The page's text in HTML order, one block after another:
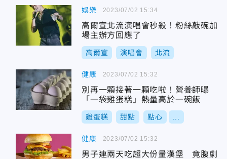
娛樂
高爾宣北流演唱會秒殺！粉絲敲碗加
場主辦方回應了
高爾宣 演唱會 北流
2023/07/02 15:34
健康
別再一顆接著一顆吃啦！營養師曝
「一袋雞蛋糕」熱量高於一碗飯
雞蛋糕 甜點 點心
2023/07/02 15:32
健康
男子連兩天吃超大份量漢堡 竟腹劇
2023/07/02 15:32